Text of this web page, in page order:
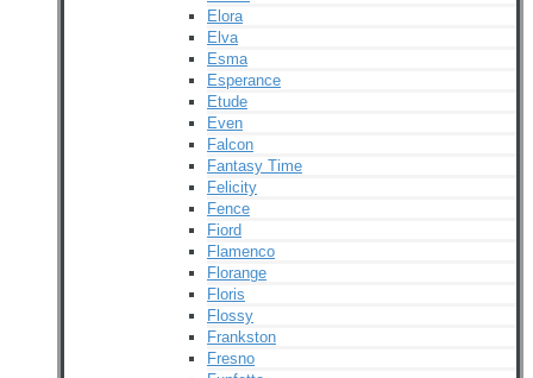
Elora
Elva
Esma
Esperance
Etude
Even
Falcon
Fantasy Time
Felicity
Fence
Fiord
Flamenco
Florange
Floris
Flossy
Frankston
Fresno